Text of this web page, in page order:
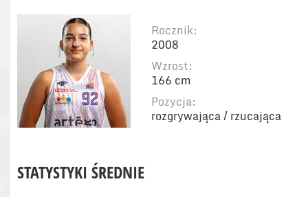
Rocznik:
2008
Wzrost:
166 cm
Pozycja:
rozgrywająca / rzucająca
STATYSTYKI ŚREDNIE